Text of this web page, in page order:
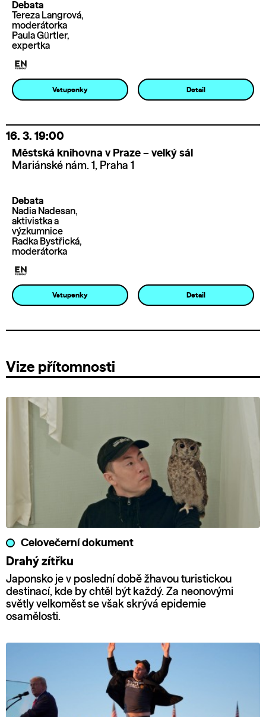
Debata
Tereza Langrová,
moderátorka
Paula Gürtler,
expertka
Vstupenky Detail
16. 3. 19:00
Městská knihovna v Praze – velký sál
Mariánské nám. 1, Praha 1
Debata
Nadia Nadesan,
aktivistka a
výzkumnice
Radka Bystřická,
moderátorka
Vstupenky Detail
Vize přítomnosti
Celovečerní dokument
Drahý zítřku
Japonsko je v poslední době žhavou turistickou
destinací, kde by chtěl být každý. Za neonovými
světly velkoměst se však skrývá epidemie
osamělosti.